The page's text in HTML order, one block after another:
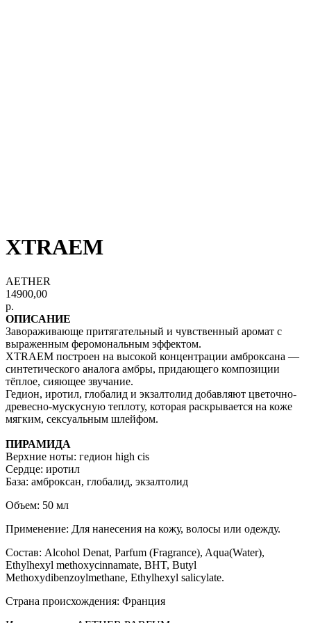
XTRAEM
AETHER
14900,00
р.
ОПИСАНИЕ
Завораживающе притягательный и чувственный аромат с
выраженным феромональным эффектом.
XTRAEM построен на высокой концентрации амброксана —
синтетического аналога амбры, придающего композиции
тёплое, сияющее звучание.
Гедион, иротил, глобалид и экзалтолид добавляют цветочно-
древесно-мускусную теплоту, которая раскрывается на коже
мягким, сексуальным шлейфом.
ПИРАМИДА
Верхние ноты: гедион high cis
Сердце: иротил
База: амброксан, глобалид, экзалтолид
Объем: 50 мл
Применение: Для нанесения на кожу, волосы или одежду.
Состав: Alcohol Denat, Parfum (Fragrance), Aqua(Water),
Ethylhexyl methoxycinnamate, BHT, Butyl
Methoxydibenzoylmethane, Ethylhexyl salicylate.
Страна происхождения: Франция